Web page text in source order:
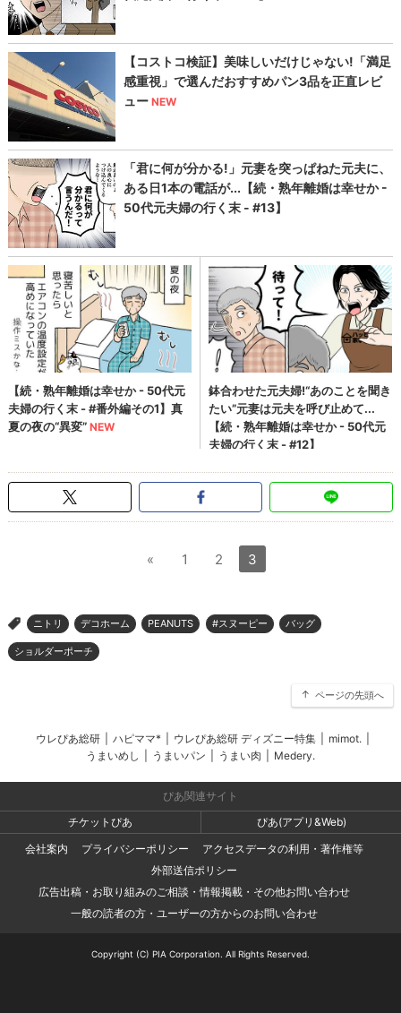
« 1 2 3
> ニトリ デコホーム PEANUTS #スヌーピー バッグ
ショルダーポーチ
ページの先頭へ
ウレぴあ総研 ハピママ* ウレぴあ総研 ディズニー特集 mimot.
うまいめし
うまいパン うまい肉 Medery.
ぴあ関連サイト
チケットぴあ
ぴあ(アプリ&Web)
会社案内
プライバシーポリシー
アクセスデータの利用・著作権等
外部送信ポリシー
広告出稿・お取り組みのご相談・情報掲載・その他お問い合わせ
一般の読者の方・ユーザーの方からのお問い合わせ
Copyright (C) PIA Corporation. All Rights Reserved.